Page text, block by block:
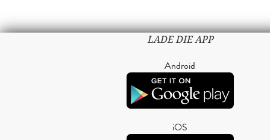
LADE DIE APP
Android
iOS